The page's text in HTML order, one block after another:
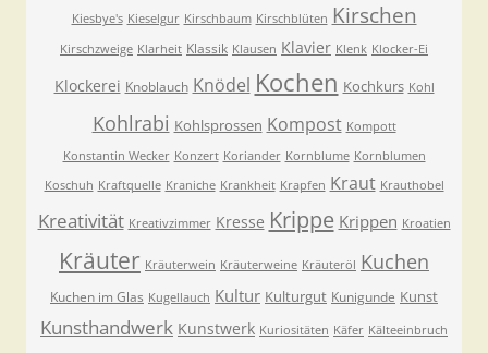
Kiesbye's Kieselgur Kirschbaum Kirschblüten Kirschen
Kirschzweige Klarheit Klassik Klausen Klavier Klenk Klocker-Ei
Klockerei Knoblauch Knödel Kochen Kochkurs Kohl
Kohlrabi Kohlsprossen Kompost Kompott
Konstantin Wecker Konzert Koriander Kornblume Kornblumen
Koschuh Kraftquelle Kraniche Krankheit Krapfen Kraut Krauthobel
Kreativität Kreativzimmer Kresse Krippe Krippen Kroatien
Kräuter Kräuterwein Kräuterweine Kräuteröl Kuchen
Kuchen im Glas Kugellauch Kultur Kulturgut Kunigunde Kunst
Kunsthandwerk Kunstwerk Kuriositäten Käfer Kälteeinbruch